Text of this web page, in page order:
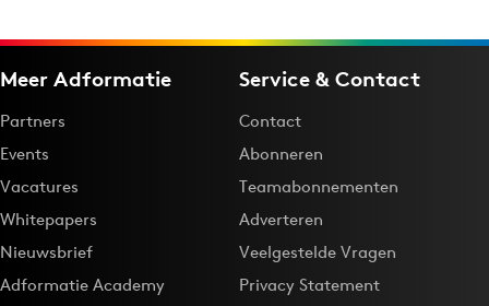
Meer Adformatie
Partners
Events
Vacatures
Whitepapers
Nieuwsbrief
Adformatie Academy
Service & Contact
Contact
Abonneren
Teamabonnementen
Adverteren
Veelgestelde Vragen
Privacy Statement